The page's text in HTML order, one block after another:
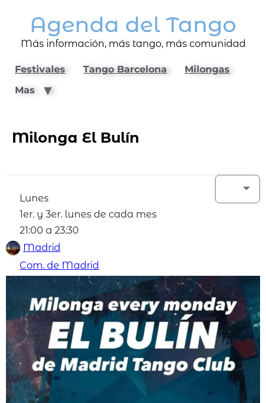
Agenda del Tango
Más información, más tango, más comunidad
Festivales Tango Barcelona
Milongas
Mas
Milonga El Bulín
Lunes
1er. y 3er. lunes de cada mes
21:00 a 23:30
Madrid
Com. de Madrid